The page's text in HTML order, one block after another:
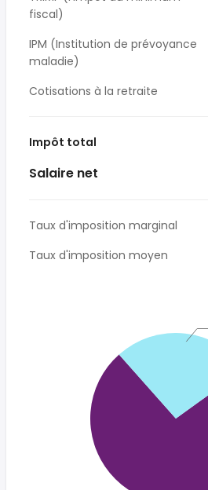
fiscal)
IPM (Institution de prévoyance
maladie)
Cotisations à la retraite
Impôt total
Salaire net
Taux d'imposition marginal
Taux d'imposition moyen